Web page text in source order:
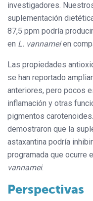
investigadores.
suplementación
87,5 ppm podría
en L. vannameien
Las propiedades
se han reportado
anteriores, pero pocos
inflamación y otras
pigmentos
demostraron que la
astaxantina podría
programada que ocurre
vannamei.
Perspectivas